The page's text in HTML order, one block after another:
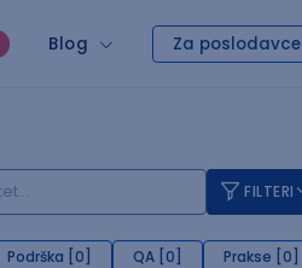
Blog Za poslodavce
FILTERI
Podrška [0] QA [0] Prakse [0]